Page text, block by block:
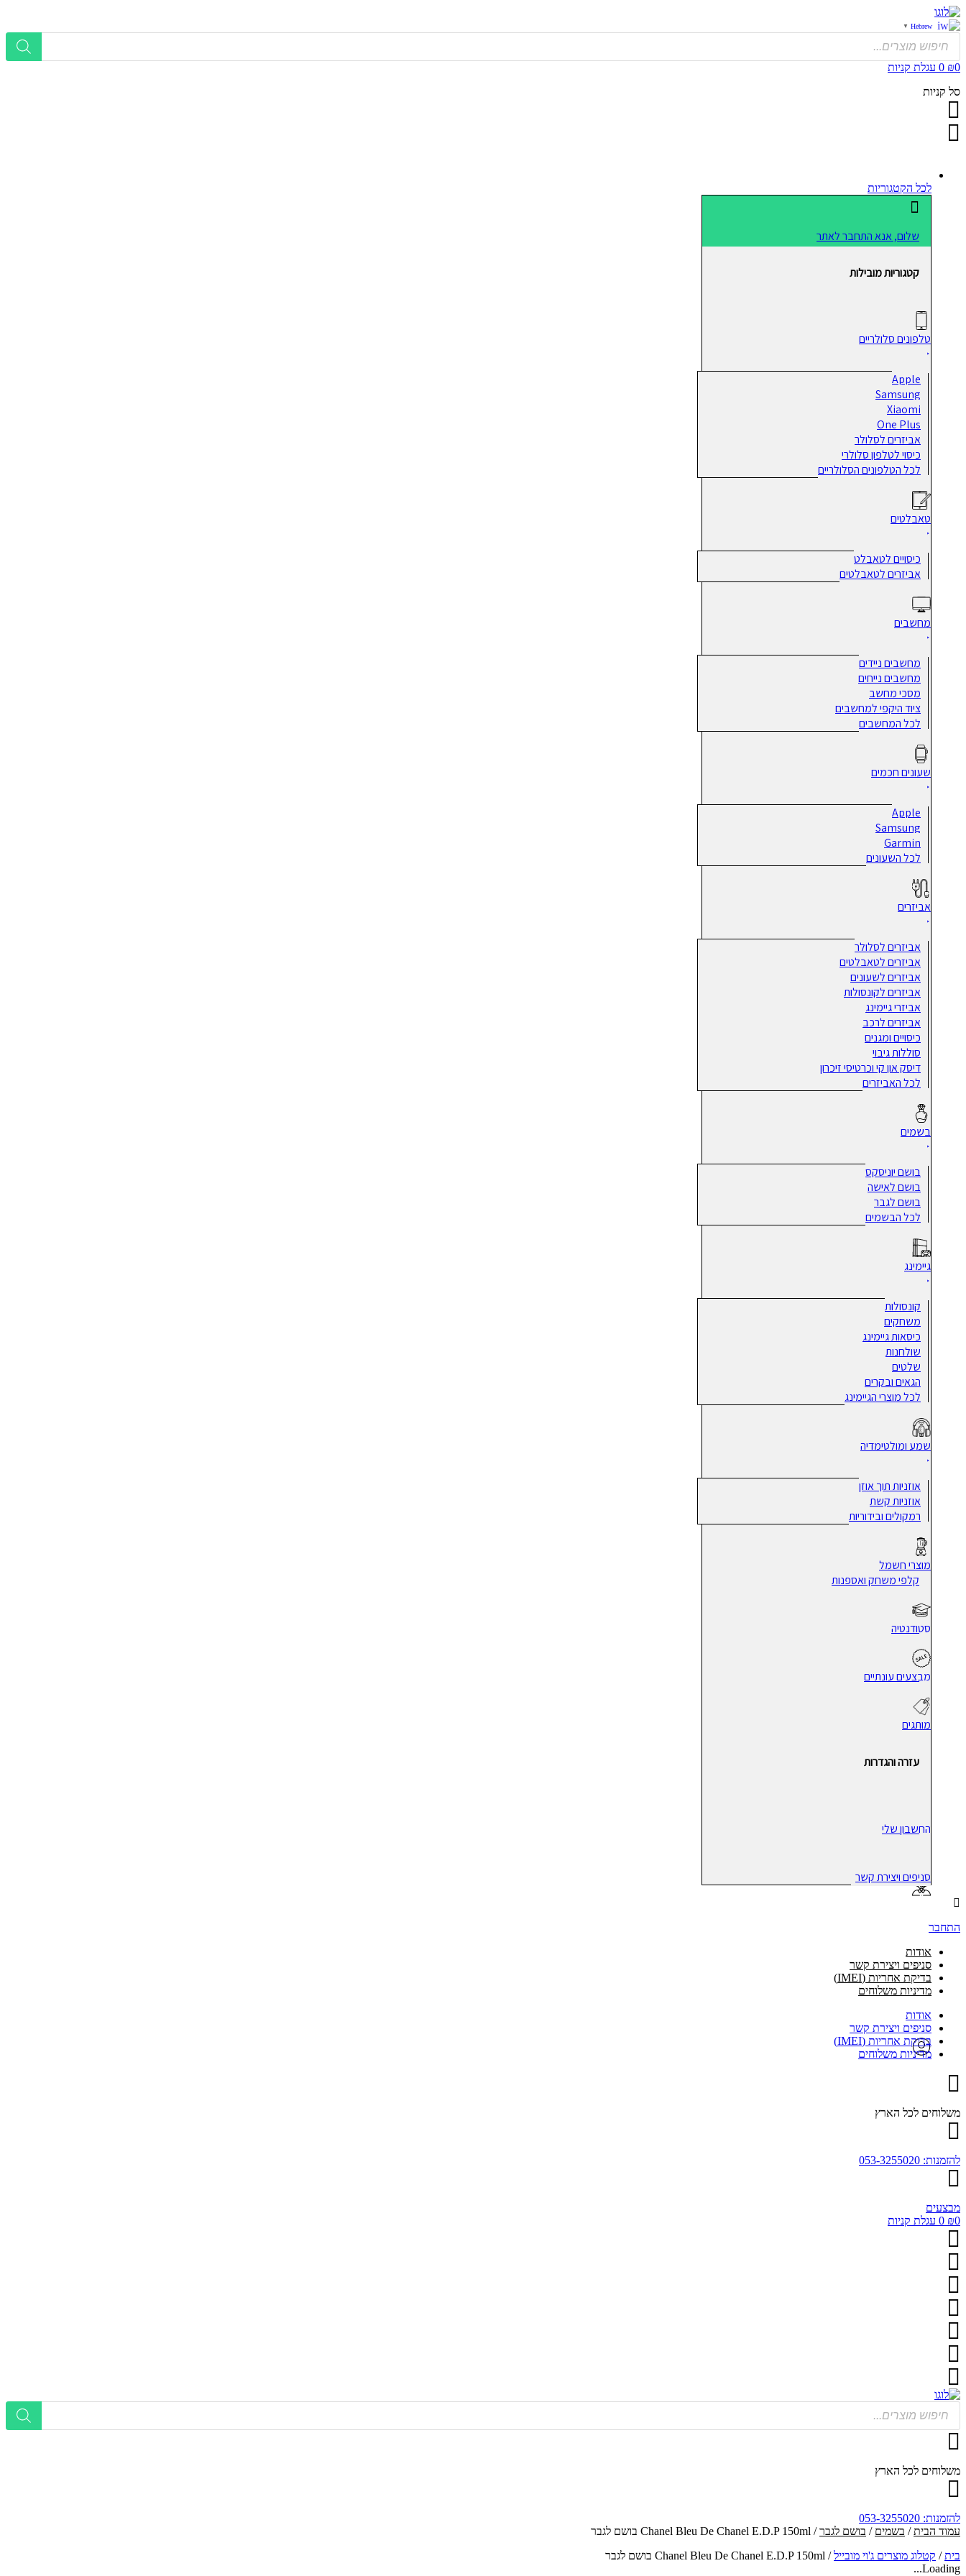
דלג
לתוכן
Hebrew
▼
Products
search
₪0
0 עגלת קניות
סל קניות
לכל הקטגוריות
שלום, אנא התחבר לאתר
קטגוריות מובילות
טלפונים סלולריים
Apple
Samsung
Xiaomi
One Plus
אביזרים לסלולר
כיסוי לטלפון סלולרי
לכל הטלפונים הסלולריים
טאבלטים
כיסויים לטאבלט
אביזרים לטאבלטים
מחשבים
מחשבים ניידים
מחשבים נייחים
מסכי מחשב
ציוד היקפי למחשבים
לכל המחשבים
שעונים חכמים
Apple
Samsung
Garmin
לכל השעונים
אביזרים
אביזרים לסלולר
אביזרים לטאבלטים
אביזרים לשעונים
אביזרים לקונסולות
אביזרי גיימינג
אביזרים לרכב
כיסויים ומגנים
סוללות גיבוי
דיסק און קי וכרטיסי זיכרון
לכל האביזרים
בשמים
בושם יוניסקס
בושם לאישה
בושם לגבר
לכל הבשמים
גיימינג
קונסולות
משחקים
כיסאות גיימינג
שולחנות
שלטים
הגאים ובקרים
לכל מוצרי הגיימינג
שמע ומולטימדיה
אוזניות תוך אוזן
אוזניות קשת
רמקולים ובידוריות
מוצרי חשמל
קלפי משחק ואספנות
סטודנטיה
מבצעים עונתיים
מותגים
עזרה והגדרות
החשבון שלי
סניפים ויצירת קשר
התחבר
אודות
סניפים ויצירת קשר
בדיקת אחריות (IMEI)
מדיניות משלוחים
אודות
סניפים ויצירת קשר
בדיקת אחריות (IMEI)
מדיניות משלוחים
משלוחים לכל הארץ
להזמנות: 053-3255020
מבצעים
₪0
0 עגלת קניות
Products
search
משלוחים לכל הארץ
להזמנות: 053-3255020
עמוד הבית/ בשמים / בושם לגבר/ Chanel Bleu De Chanel E.D.P 150ml בושם לגבר
בית/ קטלוג מוצרים ג'וי מובייל/ Chanel Bleu De Chanel E.D.P 150ml בושם לגבר
Loading...